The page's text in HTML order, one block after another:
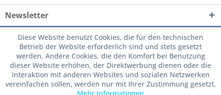
Newsletter
Diese Website benutzt Cookies, die für den technischen
Betrieb der Website erforderlich sind und stets gesetzt
werden. Andere Cookies, die den Komfort bei Benutzung
dieser Website erhöhen, der Direktwerbung dienen oder die
Interaktion mit anderen Websites und sozialen Netzwerken
vereinfachen sollen, werden nur mit Ihrer Zustimmung gesetzt.